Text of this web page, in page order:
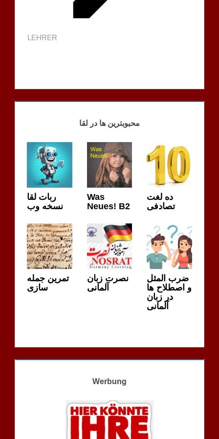
LEHRER
محبوبترین ها در لقا
ربات لقا
نسخه وب
Was
Neues! B2
ده لغت
تصادفی
تمرین جمله
سازی
نصرت زبان
آلمانی
ضرب المثل
و اصطلاح ها
در زبان
آلمانی
Werbung